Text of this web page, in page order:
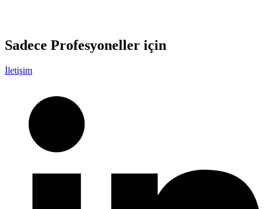
Sadece Profesyoneller için
İletişim